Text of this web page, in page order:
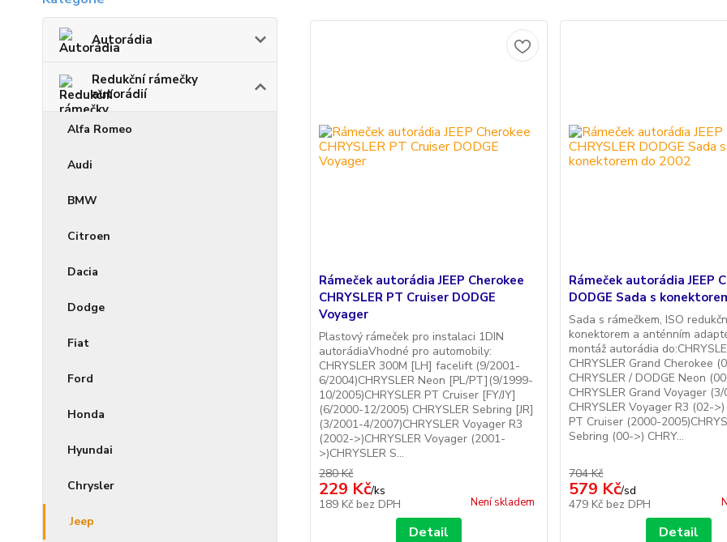
Autorádia
Redukční rámečky
autorádií
Alfa Romeo
Audi
BMW
Citroen
Dacia
Dodge
Fiat
Ford
Honda
Hyundai
Chrysler
Jeep
Rámeček autorádia JEEP Cherokee
CHRYSLER PT Cruiser DODGE
Voyager
Plastový rámeček pro instalaci 1DIN
autorádiaVhodné pro automobily:
CHRYSLER 300M [LH] facelift (9/2001-
6/2004)CHRYSLER Neon [PL/PT](9/1999-
10/2005)CHRYSLER PT Cruiser [FY/JY]
(6/2000-12/2005) CHRYSLER Sebring [JR]
(3/2001-4/2007)CHRYSLER Voyager R3
(2002->)CHRYSLER Voyager (2001-
>)CHRYSLER S...
280 Kč
229 Kč/ks
189 Kč bez DPH Není skladem
Detail
Rámeček autorádia JEEP
DODGE Sada s
Sada s rámečkem, ISO
konektorem a anténním
montáž autorádia
CHRYSLER Grand Cherokee
CHRYSLER / DODGE Neon
CHRYSLER Grand Voyager
CHRYSLER Voyager R3 (02->)
PT Cruiser (2000-
Sebring (00->) CHRY...
704 Kč
579 Kč/sd
479 Kč bez DPH
Detail